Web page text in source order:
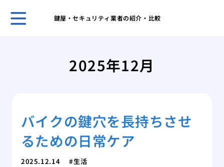
鍵屋・セキュリティ業者の紹介・比較
2025年12月
バイクの鍵穴を長持ちさせ
るための日常ケア
2025.12.14 生活